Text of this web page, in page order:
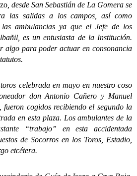
, desde San Sebastián de La Gomera se
las salidas a los campos, así como
las ambulancias ya que el Jefe de los
es un entusiasta de la Institución.
algo para poder actuar en consonancia
en mayo en nuestro coso
don Antonio Cañero y Manuel
cogidos recibiendo el segundo la
en esta plaza. Los ambulantes de la
“trabajo” en esta accidentada
de Socorros en los Toros, Estadio,
etcétera.